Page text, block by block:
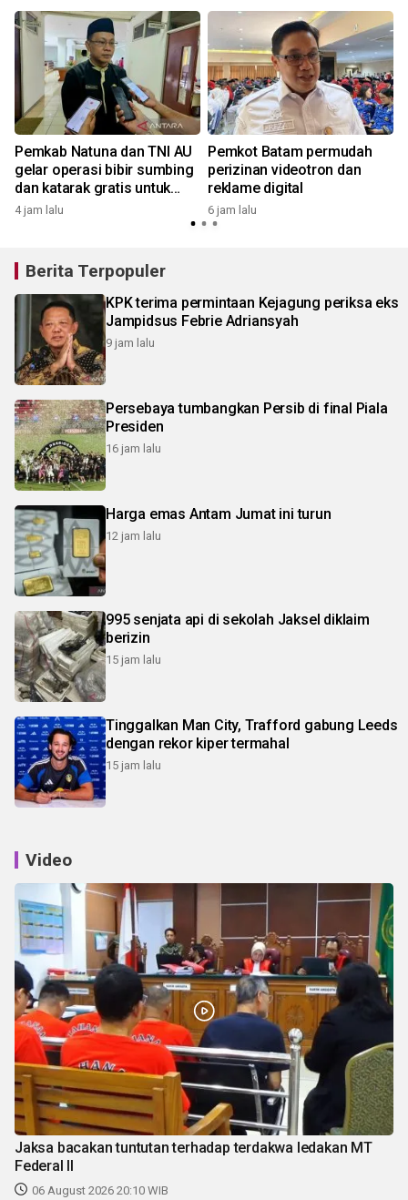
Pemkab Natuna dan TNI AU
gelar operasi bibir sumbing
dan katarak gratis untuk
warga
4 jam lalu
Pemkot Batam permudah
perizinan videotron dan
reklame digital
6 jam lalu
Berita Terpopuler
KPK terima permintaan Kejagung periksa eks
Jampidsus Febrie Adriansyah
9 jam lalu
Persebaya tumbangkan Persib di final Piala
Presiden
16 jam lalu
Harga emas Antam Jumat ini turun
12 jam lalu
995 senjata api di sekolah Jaksel diklaim
berizin
15 jam lalu
Tinggalkan Man City, Trafford gabung Leeds
dengan rekor kiper termahal
15 jam lalu
Video
Jaksa bacakan tuntutan terhadap terdakwa ledakan MT
Federal II
06 August 2026 20:10 WIB